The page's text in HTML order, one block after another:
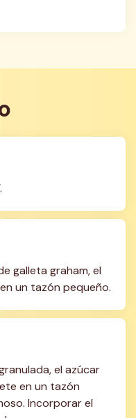
galleta graham, el
un tazón pequeño.
el azúcar
en un tazón
Incorporar el